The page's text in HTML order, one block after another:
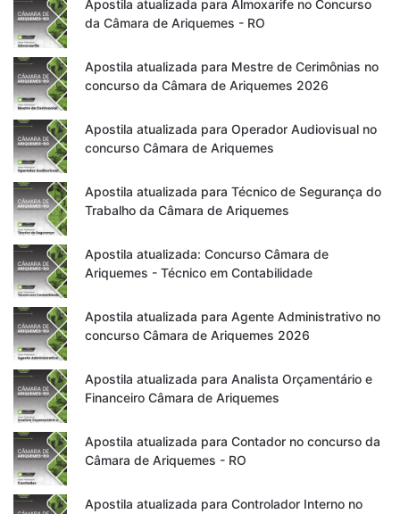
Apostila atualizada para Almoxarife no Concurso
da Câmara de Ariquemes - RO
Apostila atualizada para Mestre de Cerimônias no
concurso da Câmara de Ariquemes 2026
Apostila atualizada para Operador Audiovisual no
concurso Câmara de Ariquemes
Apostila atualizada para Técnico de Segurança do
Trabalho da Câmara de Ariquemes
Apostila atualizada: Concurso Câmara de
Ariquemes - Técnico em Contabilidade
Apostila atualizada para Agente Administrativo no
concurso Câmara de Ariquemes 2026
Apostila atualizada para Analista Orçamentário e
Financeiro Câmara de Ariquemes
Apostila atualizada para Contador no concurso da
Câmara de Ariquemes - RO
Apostila atualizada para Controlador Interno no